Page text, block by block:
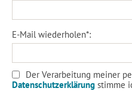
E-Mail wiederholen*:
Der Verarbeitung meiner
Datenschutzerklärung stimme